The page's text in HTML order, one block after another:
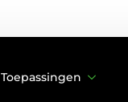
Toepassingen